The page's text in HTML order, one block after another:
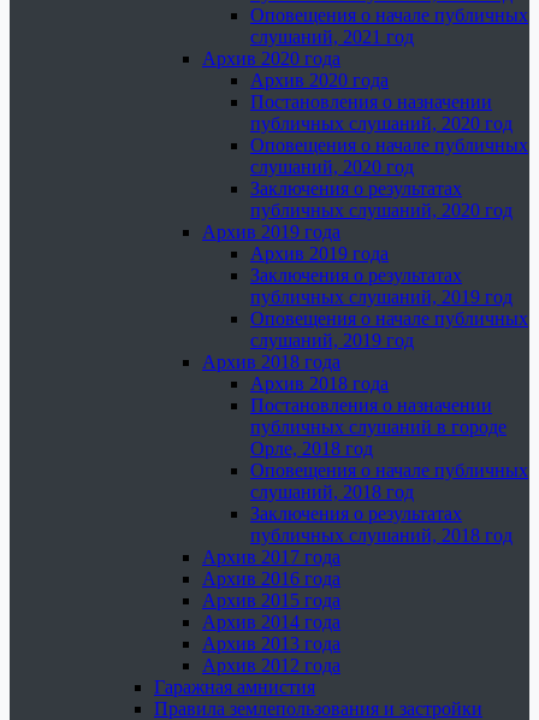
Оповещения о начале публичных
слушаний, 2021 год
Архив 2020 года
Архив 2020 года
Постановления о назначении
публичных слушаний, 2020 год
Оповещения о начале публичных
слушаний, 2020 год
Заключения о результатах
публичных слушаний, 2020 год
Архив 2019 года
Архив 2019 года
Заключения о результатах
публичных слушаний, 2019 год
Оповещения о начале публичных
слушаний, 2019 год
Архив 2018 года
Архив 2018 года
Постановления о назначении
публичных слушаний в городе
Орле, 2018 год
Оповещения о начале публичных
слушаний, 2018 год
Заключения о результатах
публичных слушаний, 2018 год
Архив 2017 года
Архив 2016 года
Архив 2015 года
Архив 2014 года
Архив 2013 года
Архив 2012 года
Гаражная амнистия
Правила землепользования и застройки